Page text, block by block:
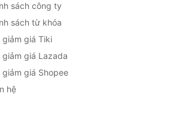
sách công ty
sách từ khóa
giảm giá Tiki
giảm giá Lazada
giảm giá Shopee
hệ